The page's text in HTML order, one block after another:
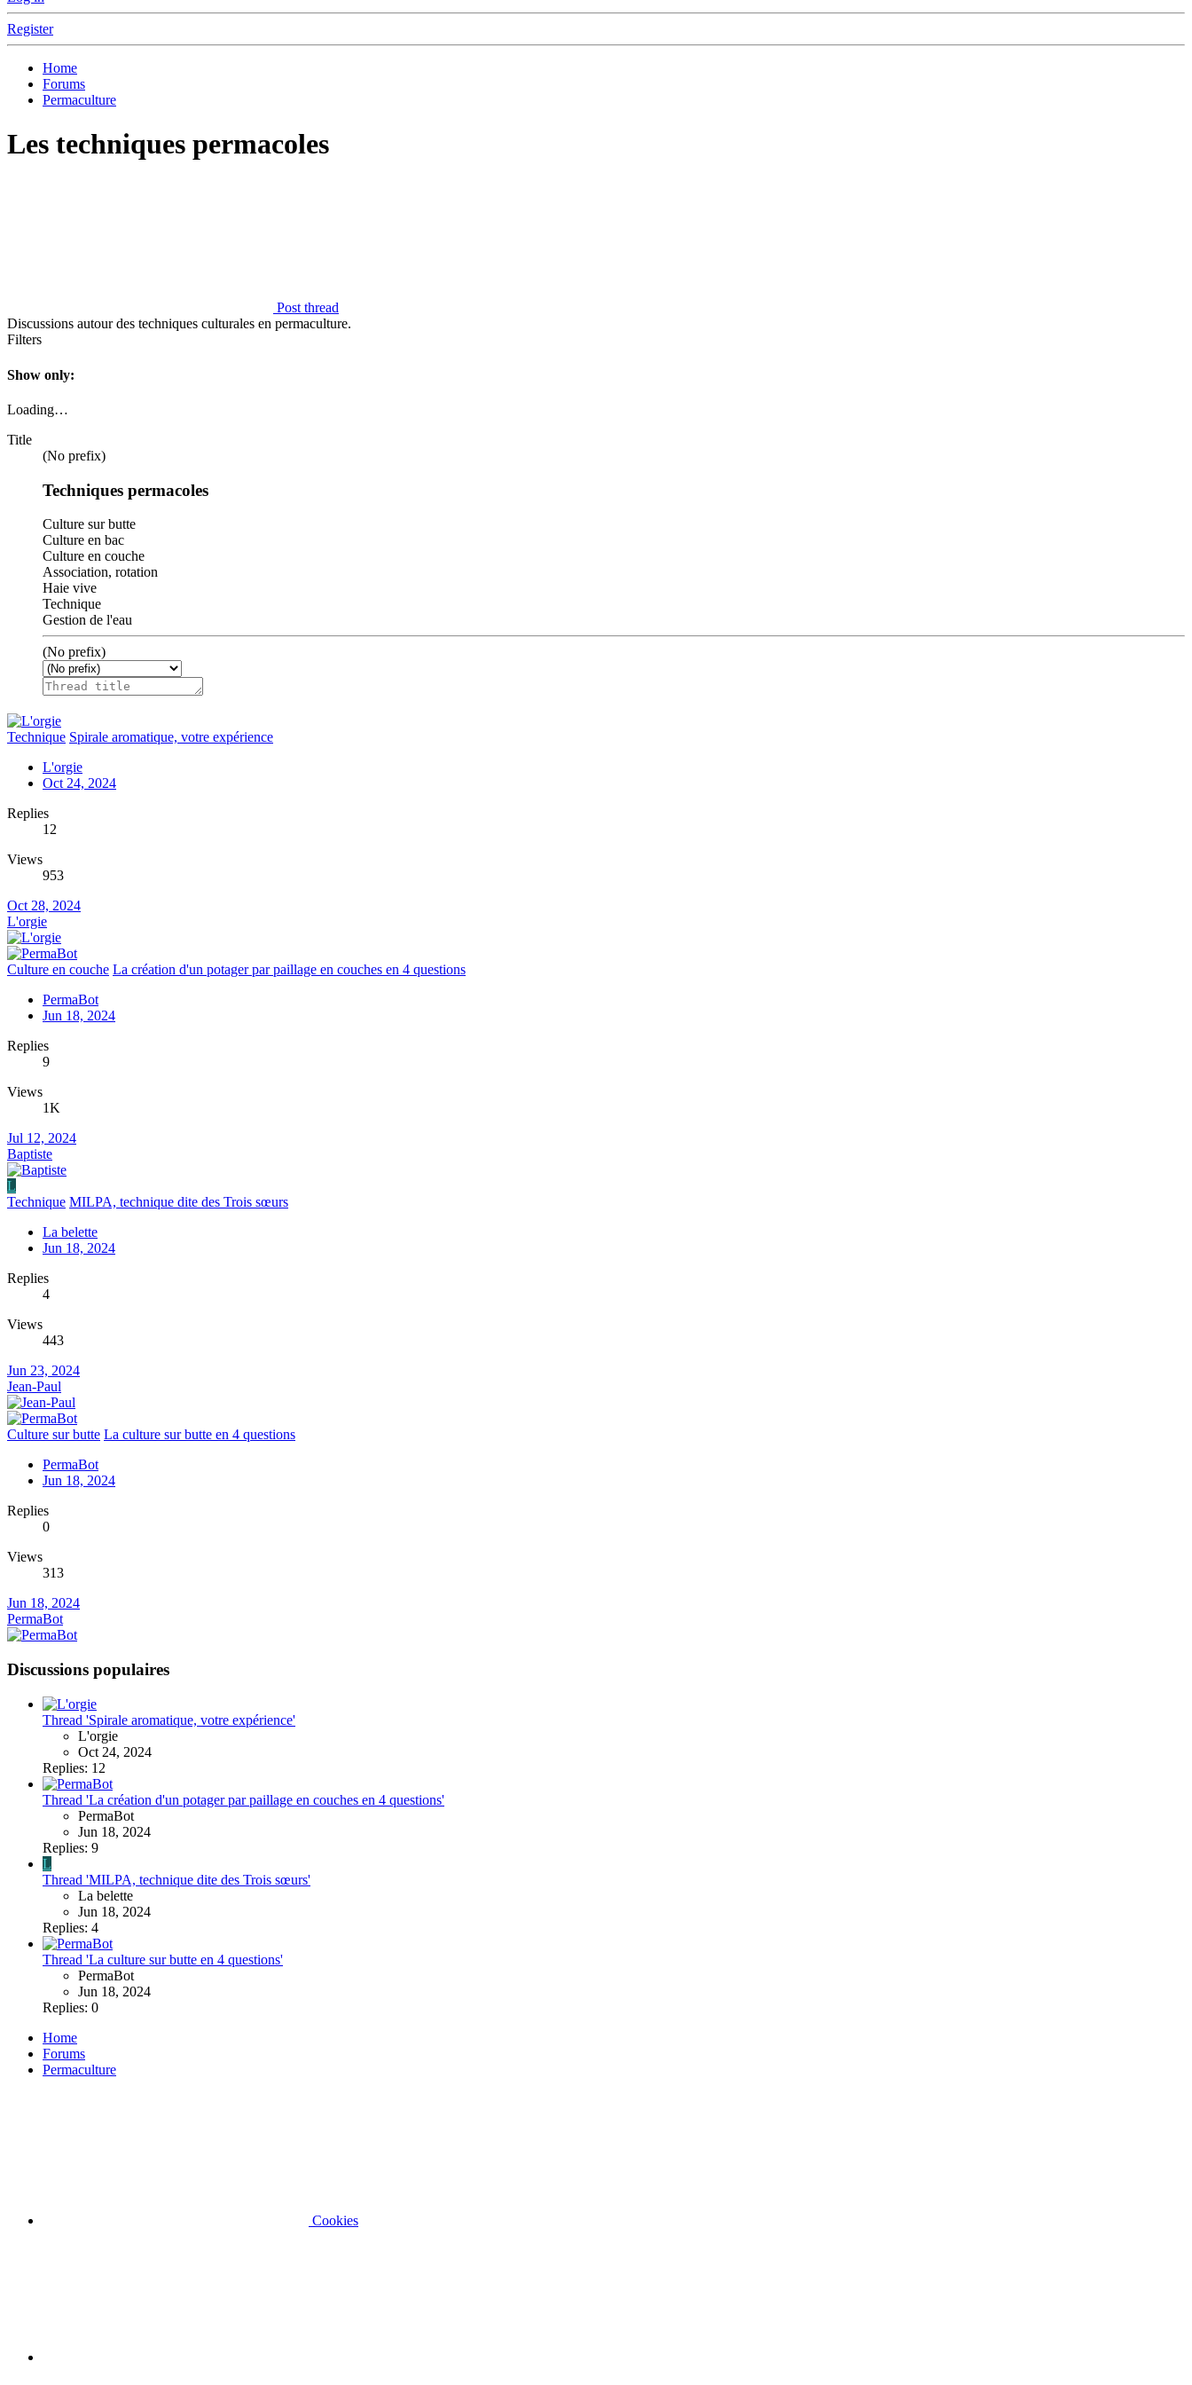
Register
Home
Forums
Permaculture
Les techniques permacoles
Post thread
Discussions autour des techniques culturales en permaculture.
Filters
Show only:
Loading…
Title
(No prefix)
Techniques permacoles
Culture sur butte
Culture en bac
Culture en couche
Association, rotation
Haie vive
Technique
Gestion de l'eau
(No prefix)
Technique Spirale aromatique, votre expérience
L'orgie
Oct 24, 2024
Replies
12
Views
953
Oct 28, 2024
L'orgie
Culture en couche La création d'un potager par paillage en couches en 4 questions
PermaBot
Jun 18, 2024
Replies
9
Views
1K
Jul 12, 2024
Baptiste
L
Technique MILPA, technique dite des Trois sœurs
La belette
Jun 18, 2024
Replies
4
Views
443
Jun 23, 2024
Jean-Paul
Culture sur butte La culture sur butte en 4 questions
PermaBot
Jun 18, 2024
Replies
0
Views
313
Jun 18, 2024
PermaBot
Discussions populaires
Thread 'Spirale aromatique, votre expérience'
L'orgie
Oct 24, 2024
Replies: 12
Thread 'La création d'un potager par paillage en couches en 4 questions'
PermaBot
Jun 18, 2024
Replies: 9
L
Thread 'MILPA, technique dite des Trois sœurs'
La belette
Jun 18, 2024
Replies: 4
Thread 'La culture sur butte en 4 questions'
PermaBot
Jun 18, 2024
Replies: 0
Home
Forums
Permaculture
Cookies